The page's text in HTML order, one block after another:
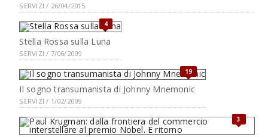
SERVIZI / 26/04/2015
4
Stella Rossa sulla Luna
SERVIZI / 7/06/2009
19
Il sogno transumanista di Johnny Mnemonic
SERVIZI / 1/02/2009
3